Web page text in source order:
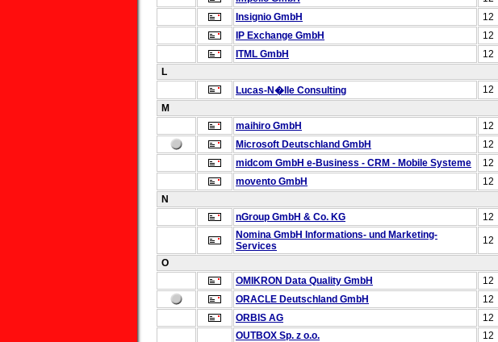
Insignio GmbH
12
IP Exchange GmbH
12
ITML GmbH
12
L
Lucas-N�lle Consulting
12
M
maihiro GmbH
12
Microsoft Deutschland GmbH
12
midcom GmbH e-Business - CRM - Mobile Systeme 12
movento GmbH
12
N
nGroup GmbH & Co. KG
12
Nomina GmbH Informations- und Marketing-
Services
12
O
OMIKRON Data Quality GmbH
12
ORACLE Deutschland GmbH
12
ORBIS AG
12
OUTBOX Sp. z o.o.
12